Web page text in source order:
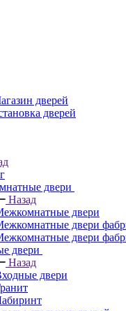
дверей
дверей
двери
Назад
двери
двери
двери
двери
Назад
двери